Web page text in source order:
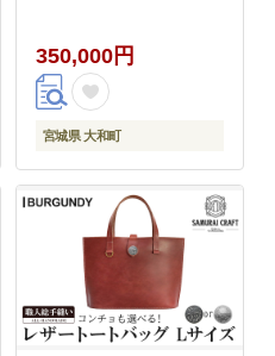
縫い ハンドメイド ファ
ッション 小物 Samurai
Craft【株式会社Stand
Field】ta282-black
350,000円
宮城県 大和町